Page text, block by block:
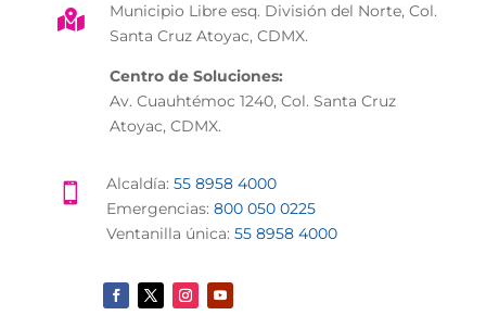

Municipio Libre esq. División del Norte, Col.
Santa Cruz Atoyac, CDMX.
Centro de Soluciones:
Av. Cuauhtémoc 1240, Col. Santa Cruz
Atoyac, CDMX.
 Alcaldía: 55 8958 4000
Emergencias: 800 050 0225
Ventanilla única: 55 8958 4000